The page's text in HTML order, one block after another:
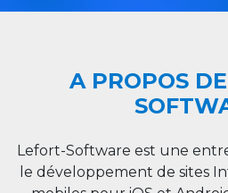
A PROPOS
Lefort-Software est une
le développement de sites